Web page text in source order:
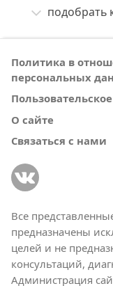
подобрать
Политика в
персональных
О сайте
Связаться с нами
Все
предназначены
целей и не
консультаций,
Администрация